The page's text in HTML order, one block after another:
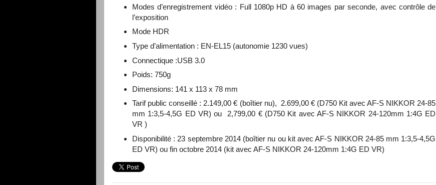
Modes d’enregistrement vidéo : Full 1080p HD à 60 images par seconde, avec contrôle de
l’exposition
Mode HDR
Type d’alimentation : EN-EL15 (autonomie 1230 vues)
Connectique :USB 3.0
Poids: 750g
Dimensions: 141 x 113 x 78 mm
Tarif public conseillé : 2.149,00 € (boîtier nu), 2.699,00 € (D750 Kit avec AF-S NIKKOR 24-85
mm 1:3,5-4,5G ED VR) ou 2,799,00 € (D750 Kit avec AF-S NIKKOR 24-120mm 1:4G ED
VR )
Disponibilité : 23 septembre 2014 (boîtier nu ou kit avec AF-S NIKKOR 24-85 mm 1:3,5-4,5G
ED VR) ou fin octobre 2014 (kit avec AF-S NIKKOR 24-120mm 1:4G ED VR)